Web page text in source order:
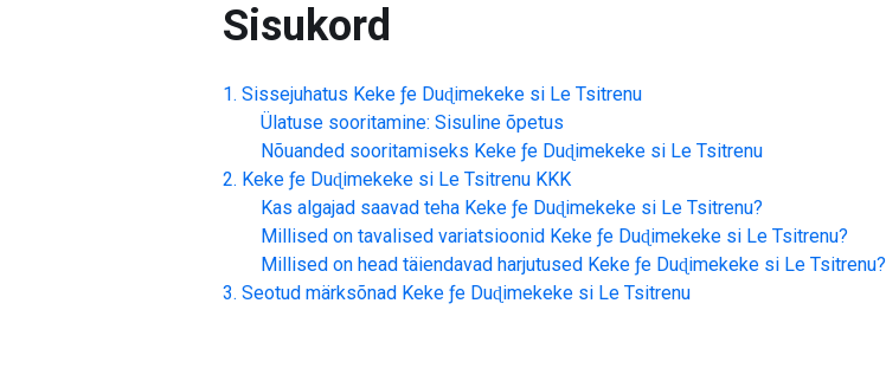
Sisukord
Sissejuhatus Keke ƒe Duɖimekeke si Le Tsitrenu
Ülatuse sooritamine: Sisuline õpetus
Nõuanded sooritamiseks Keke ƒe Duɖimekeke si Le Tsitrenu
Keke ƒe Duɖimekeke si Le Tsitrenu KKK
Kas algajad saavad teha Keke ƒe Duɖimekeke si Le Tsitrenu?
Millised on tavalised variatsioonid Keke ƒe Duɖimekeke si Le Tsitrenu?
Millised on head täiendavad harjutused Keke ƒe Duɖimekeke si Le Tsitrenu?
Seotud märksõnad Keke ƒe Duɖimekeke si Le Tsitrenu